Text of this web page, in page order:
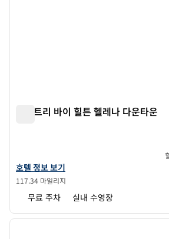
더블트리 바이 힐튼 헬레나 다운타운
더블트리 바이 힐튼 헬레나 다운타운의 호텔
호텔 정보 보기
117.34 마일리지
무료 주차 실내 수영장
1/12
이전 이미지